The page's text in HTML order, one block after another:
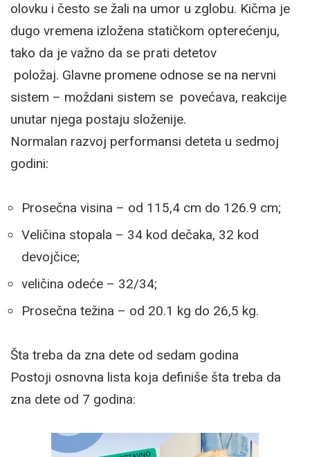
olovku i često se žali na umor u zglobu. Kičma je
dugo vremena izložena statičkom opterećenju,
tako da je važno da se prati detetov
položaj. Glavne promene odnose se na nervni
sistem – moždani sistem se povećava, reakcije
unutar njega postaju složenije.
Normalan razvoj performansi deteta u sedmoj
godini:
Prosečna visina – od 115,4 cm do 126.9 cm;
Veličina stopala – 34 kod dečaka, 32 kod
devojčice;
veličina odeće – 32/34;
Prosečna težina – od 20.1 kg do 26,5 kg.
Šta treba da zna dete od sedam godina
Postoji osnovna lista koja definiše šta treba da
zna dete od 7 godina: